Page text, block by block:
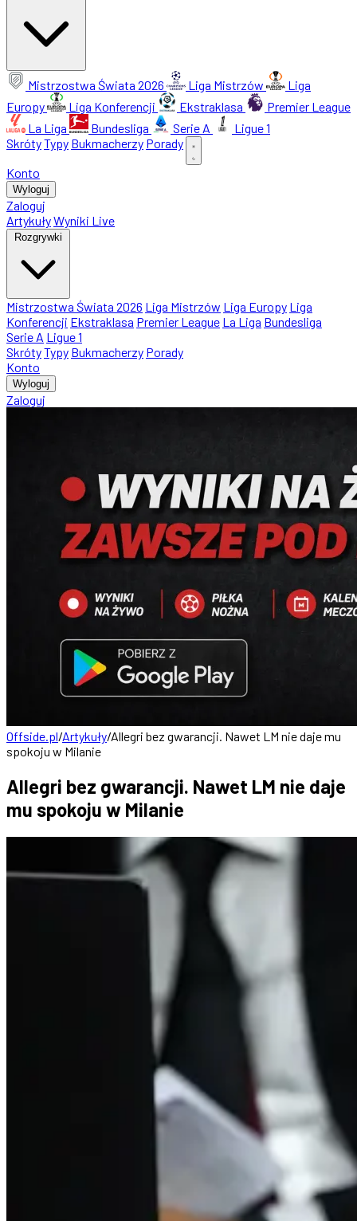
Mistrzostwa Świata 2026 Liga Mistrzów
Liga
Europy
Liga Konferencji Ekstraklasa
Premier League
La Liga
Bundesliga Serie A
Ligue 1
SkrótyTypy Bukmacherzy Porady
Konto
Wyloguj
Zaloguj
ArtykułyWyniki Live
Rozgrywki
Mistrzostwa Świata 2026 Liga Mistrzów Liga Europy Liga
Konferencji Ekstraklasa Premier League La Liga Bundesliga
Serie A Ligue 1
SkrótyTypy Bukmacherzy Porady
Konto
Wyloguj
Zaloguj
Offside.pl/Artykuły/Allegri bez gwarancji. Nawet LM nie daje mu
spokoju w Milanie
Allegri bez gwarancji. Nawet LM nie daje
mu spokoju w Milanie